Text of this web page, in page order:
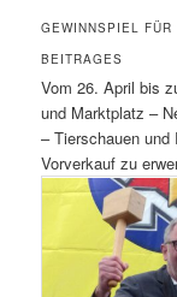
GEWINNSPIEL
BEITRAGES
Vom 26. April bis
und Marktplatz –
– Tierschauen
Vorverkauf zu